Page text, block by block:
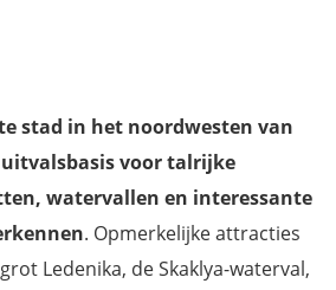
stad in het noordwesten van
uitvalsbasis voor talrijke
watervallen en interessante
. Opmerkelijke attracties
Ledenika, de Skaklya-waterval,